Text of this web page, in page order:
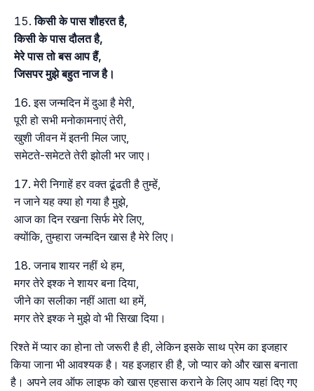
किसी के पास शौहरत है,
किसी के पास दौलत है,
मेरे पास तो बस आप हैं,
जिसपर मुझे बहुत नाज है।
इस जन्मदिन में दुआ है मेरी,
पूरी हो सभी मनोकामनाएं तेरी,
खुशी जीवन में इतनी मिल जाए,
समेटते-समेटते तेरी झोली भर जाए।
मेरी निगाहें हर वक्त ढूंढती है तुम्हें,
न जाने यह क्या हो गया है मुझे,
आज का दिन रखना सिर्फ मेरे लिए,
क्योंकि, तुम्हारा जन्मदिन खास है मेरे लिए।
जनाब शायर नहीं थे हम,
मगर तेरे इश्क ने शायर बना दिया,
जीने का सलीका नहीं आता था हमें,
मगर तेरे इश्क ने मुझे वो भी सिखा दिया।
रिश्ते में प्यार का होना तो जरूरी है ही, लेकिन इसके साथ प्रेम का इजहार
किया जाना भी आवश्यक है। यह इजहार ही है, जो प्यार को और खास बनाता
है। अपने लव ऑफ लाइफ को खास एहसास कराने के लिए आप यहां दिए गए